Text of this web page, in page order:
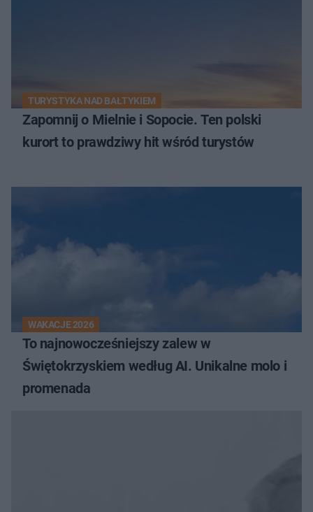
TURYSTYKA NAD BAŁTYKIEM
Zapomnij o Mielnie i Sopocie. Ten polski
kurort to prawdziwy hit wśród turystów
WAKACJE 2026
To najnowocześniejszy zalew w
Świętokrzyskiem według AI. Unikalne molo i
promenada